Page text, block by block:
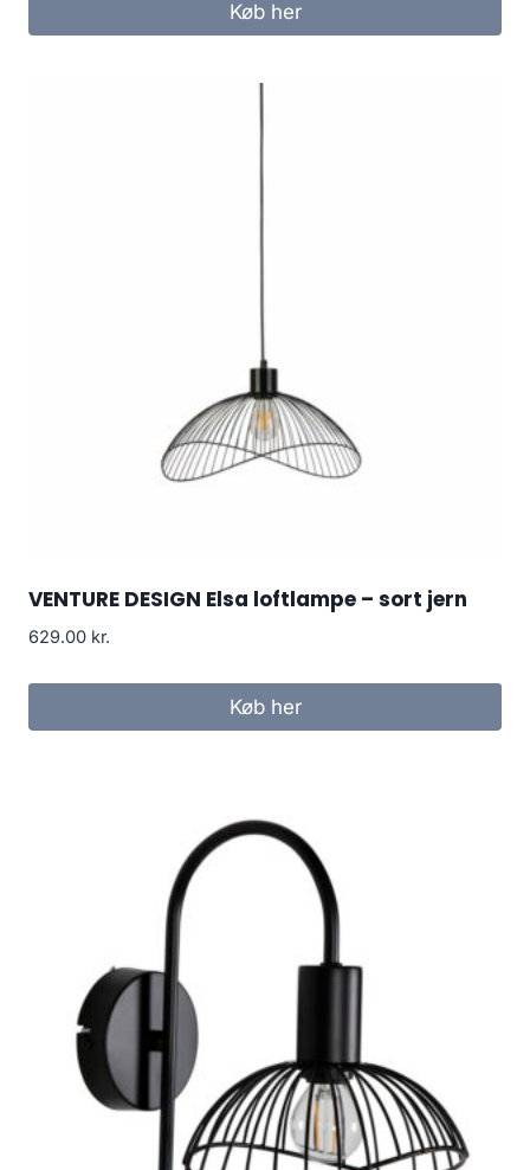
Køb her
VENTURE DESIGN Elsa loftlampe – sort jern
629.00 kr.
Køb her